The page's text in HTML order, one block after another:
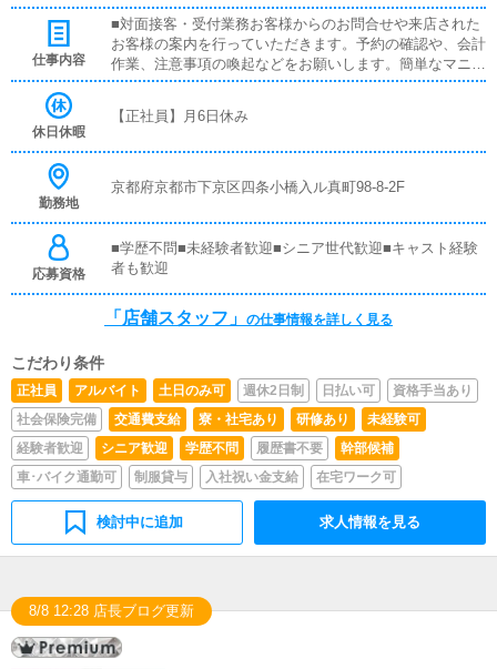
仕事内容
■対面接客・受付業務お客様からのお問合せや来店された
お客様の案内を行っていただきます。予約の確認や、会計
作業、注意事項の喚起などをお願いします。簡単なマニュ
アルや、先輩スタッフに付いて業務内容を見ながら徐々に
す。■キャスト管理お店で働いていただいているキャスト
す。■PC更新業務ヘブンネットなど、ポータルサイト等の
情報やイベント、求人ブログの作成となります。基本的に
はボタンを押すだけや、ブログの更新時に簡単に文字が入
力出来れば問題ありません。PCが苦手な人でも簡単にで
行っていただきます。
休日休暇
【正社員】月6日休み
勤務地
京都府京都市下京区四条小橋入ル真町98-8-2F
応募資格
■学歴不問■未経験者歓迎■シニア世代歓迎■キャスト経験
者も歓迎
「店舗スタッフ」 の仕事情報を詳しく見る
こだわり条件
正社員 アルバイト 土日のみ可 週休2日制 日払い可
資格手当あり
社会保険完備
交通費支給 寮・社宅あり 研修あり
未経験可
経験者歓迎
シニア歓迎 学歴不問 履歴書不要
幹部候補
車･バイク通勤可
制服貸与 入社祝い金支給 在宅ワーク可
検討中に追加 求人情報を見る
8/8 12:28 店長ブログ更新